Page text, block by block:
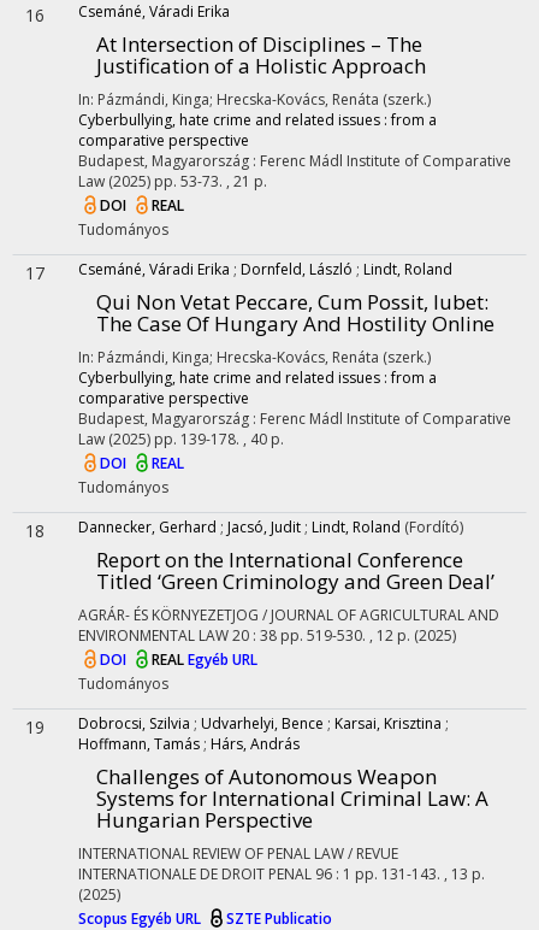
16 Csemáné, Váradi Erika
At Intersection of Disciplines – The
Justification of a Holistic Approach
In: Pázmándi, Kinga; Hrecska-Kovács, Renáta (szerk.)
Cyberbullying, hate crime and related issues : from a
comparative perspective
Budapest, Magyarország : Ferenc Mádl Institute of Comparative
Law (2025) pp. 53-73. , 21 p.
DOI
REAL
Tudományos
17 Csemáné, Váradi Erika ; Dornfeld, László ; Lindt, Roland
Qui Non Vetat Peccare, Cum Possit, Iubet:
The Case Of Hungary And Hostility Online
In: Pázmándi, Kinga; Hrecska-Kovács, Renáta (szerk.)
Cyberbullying, hate crime and related issues : from a
comparative perspective
Budapest, Magyarország : Ferenc Mádl Institute of Comparative
Law (2025) pp. 139-178. , 40 p.
DOI
REAL
Tudományos
18 Dannecker, Gerhard ; Jacsó, Judit ; Lindt, Roland (Fordító)
Report on the International Conference
Titled ‘Green Criminology and Green Deal’
AGRÁR- ÉS KÖRNYEZETJOG / JOURNAL OF AGRICULTURAL AND
ENVIRONMENTAL LAW20 : 38 pp. 519-530. , 12 p. (2025)
DOI
REALEgyéb URL
Tudományos
19 Dobrocsi, Szilvia ; Udvarhelyi, Bence ; Karsai, Krisztina ;
Hoffmann, Tamás ; Hárs, András
Challenges of Autonomous Weapon
Systems for International Criminal Law: A
Hungarian Perspective
INTERNATIONAL REVIEW OF PENAL LAW / REVUE
INTERNATIONALE DE DROIT PENAL 96 : 1 pp. 131-143. , 13 p.
(2025)
Scopus Egyéb URL SZTE Publicatio